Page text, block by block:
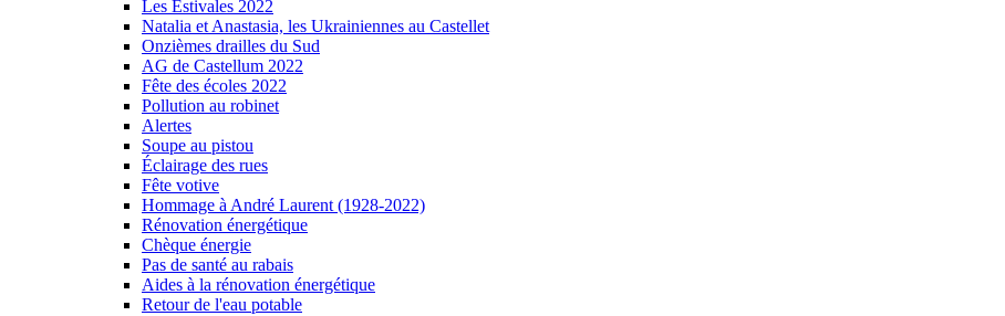
Les Estivales 2022
Natalia et Anastasia, les Ukrainiennes au Castellet
Onzièmes drailles du Sud
AG de Castellum 2022
Fête des écoles 2022
Pollution au robinet
Alertes
Soupe au pistou
Éclairage des rues
Fête votive
Hommage à André Laurent (1928-2022)
Rénovation énergétique
Chèque énergie
Pas de santé au rabais
Aides à la rénovation énergétique
Retour de l'eau potable